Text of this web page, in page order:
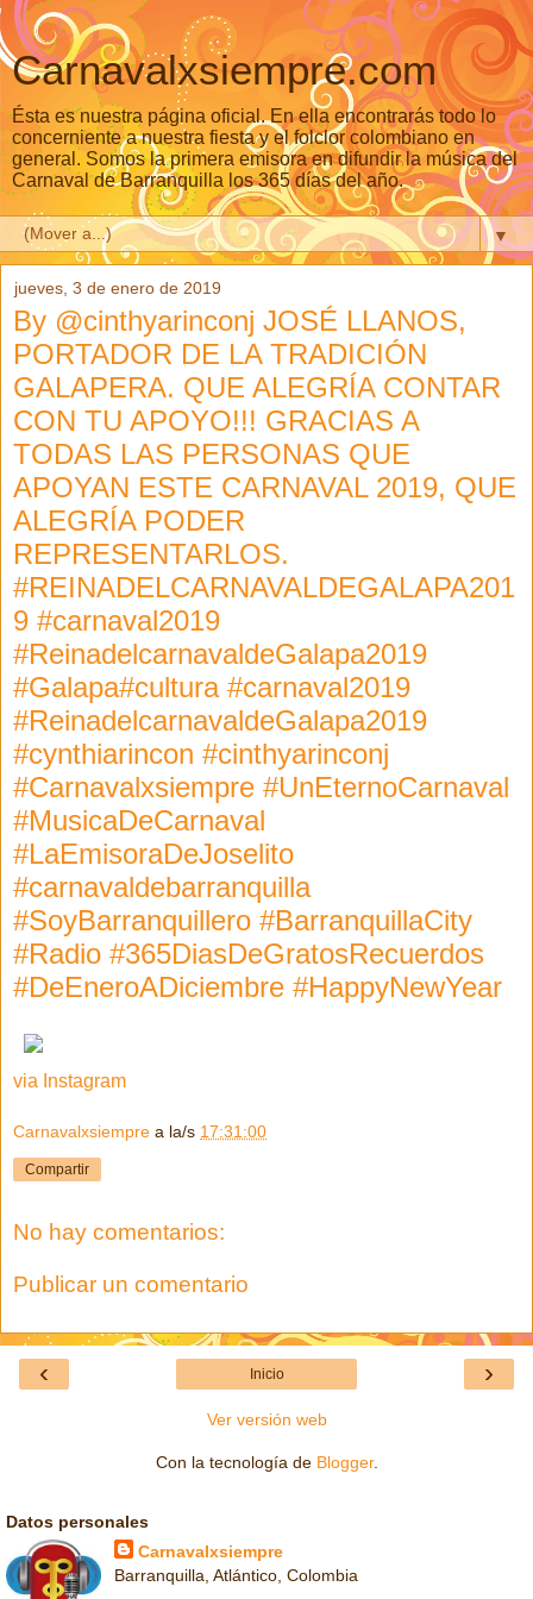
Carnavalxsiempre.com
Ésta es nuestra página oficial. En ella encontrarás todo lo
concerniente a nuestra fiesta y el folclor colombiano en
general. Somos la primera emisora en difundir la música del
Carnaval de Barranquilla los 365 días del año.
▼
jueves, 3 de enero de 2019
By @cinthyarinconj JOSÉ LLANOS,
PORTADOR DE LA TRADICIÓN
GALAPERA. QUE ALEGRÍA CONTAR
CON TU APOYO!!! GRACIAS A
TODAS LAS PERSONAS QUE
APOYAN ESTE CARNAVAL 2019, QUE
ALEGRÍA PODER
REPRESENTARLOS.
#REINADELCARNAVALDEGALAPA201
9 #carnaval2019
#ReinadelcarnavaldeGalapa2019
#Galapa#cultura #carnaval2019
#ReinadelcarnavaldeGalapa2019
#cynthiarincon #cinthyarinconj
#Carnavalxsiempre #UnEternoCarnaval
#MusicaDeCarnaval
#LaEmisoraDeJoselito
#carnavaldebarranquilla
#SoyBarranquillero #BarranquillaCity
#Radio #365DiasDeGratosRecuerdos
#DeEneroADiciembre #HappyNewYear
via Instagram
Carnavalxsiempre a la/s 17:31:00
Compartir
No hay comentarios:
Publicar un comentario
‹ ›
Inicio
Ver versión web
Con la tecnología de Blogger.
Datos personales
Carnavalxsiempre
Barranquilla, Atlántico, Colombia